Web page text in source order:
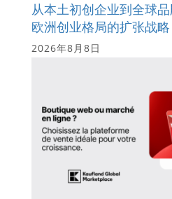
从本土初创企业到全球
欧洲创业格局的扩张战略
2026年8月8日